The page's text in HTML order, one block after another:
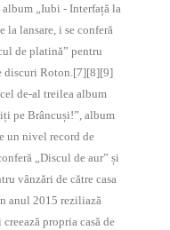
„Iubi - Interfață la
la lansare, i se conferă
de platină” pentru
discuri Roton.[7][8][9]
de-al treilea album
pe Brâncuși!”, album
un nivel record de
„Discul de aur” și
vânzări de către casa
anul 2015 reziliază
propria casă de